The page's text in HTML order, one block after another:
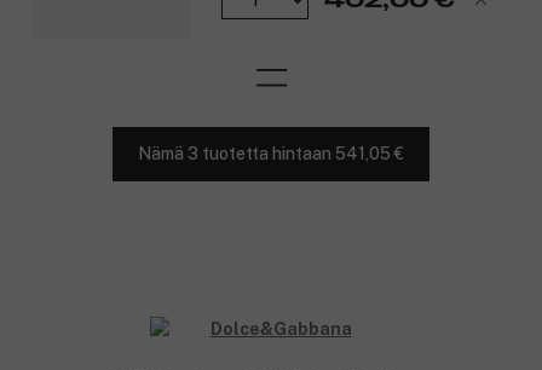
Nämä 3 tuotetta hintaan 541,05 €